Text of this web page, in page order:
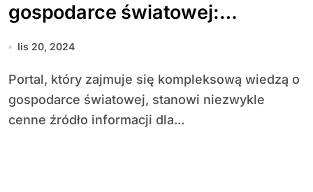
gospodarce światowej:
znaczenie portalu dla edukacji
lis 20, 2024
Portal, który zajmuje się kompleksową wiedzą o
gospodarce światowej, stanowi niezwykle
cenne źródło informacji dla...